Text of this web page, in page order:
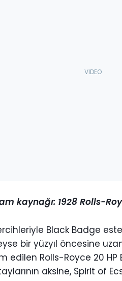
kaynağı: 1928 Rolls-
Black Badge
bir yüzyıl öncesine
edilen Rolls-Royce 20
aksine, Spirit of